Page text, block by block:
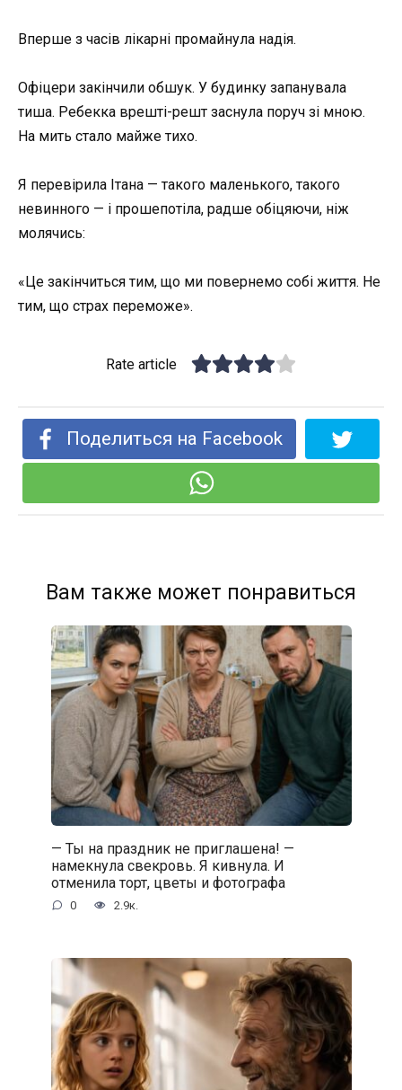
Вперше з часів лікарні промайнула надія.
Офіцери закінчили обшук. У будинку запанувала
тиша. Ребекка врешті-решт заснула поруч зі мною.
На мить стало майже тихо.
Я перевірила Ітана — такого маленького, такого
невинного — і прошепотіла, радше обіцяючи, ніж
молячись:
«Це закінчиться тим, що ми повернемо собі життя. Не
тим, що страх переможе».
Rate article
Поделиться на Facebook
Вам также может понравиться
— Ты на праздник не приглашена! —
намекнула свекровь. Я кивнула. И
отменила торт, цветы и фотографа
0 2.9к.